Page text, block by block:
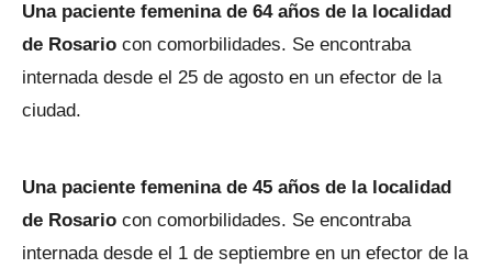
Una paciente femenina de 64 años de la localidad
de Rosario con comorbilidades. Se encontraba
internada desde el 25 de agosto en un efector de la
ciudad.
Una paciente femenina de 45 años de la localidad
de Rosario con comorbilidades. Se encontraba
internada desde el 1 de septiembre en un efector de la